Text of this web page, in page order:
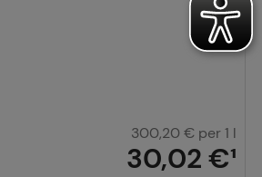
30,02 €¹
300,20 € per 1 l